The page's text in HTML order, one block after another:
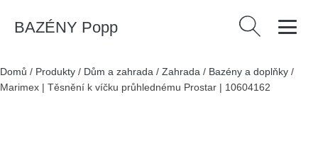
BAZÉNY Popp Vyhledávání
Domů / Produkty / Dům a zahrada / Zahrada / Bazény a doplňky /
Marimex | Těsnění k víčku průhlednému Prostar | 10604162